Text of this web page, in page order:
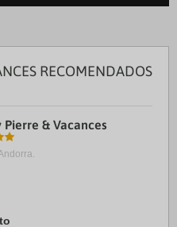
RECOMENDADOS
& Vacances